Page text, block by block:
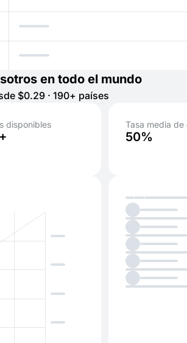
en todo el mundo
$0.29 · 190+ países
disponibles Tasa media de
50%